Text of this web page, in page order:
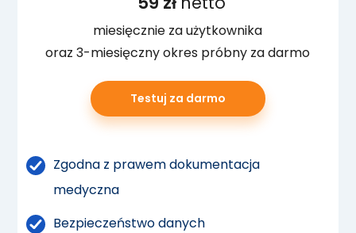
miesięcznie za użytkownika
oraz 3-miesięczny okres próbny za darmo
Testuj za darmo
Zgodna z prawem dokumentacja
medyczna
Bezpieczeństwo danych